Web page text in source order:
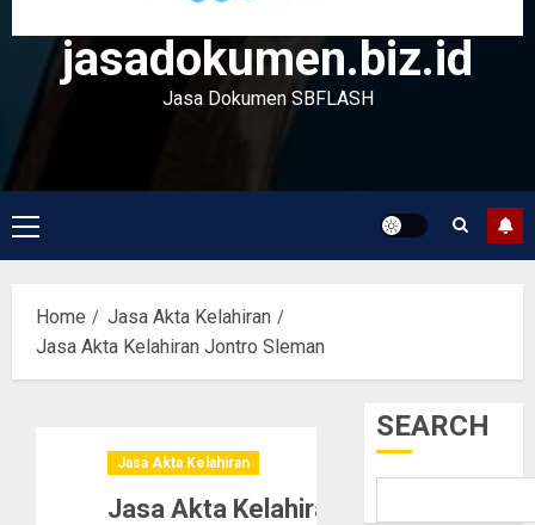
jasadokumen.biz.id
Jasa Dokumen SBFLASH
Primary
Menu
Home
Jasa Akta Kelahiran
Jasa Akta Kelahiran Jontro Sleman
Jasa Akta Kelahiran
Jasa Akta Kelahiran
SEARCH